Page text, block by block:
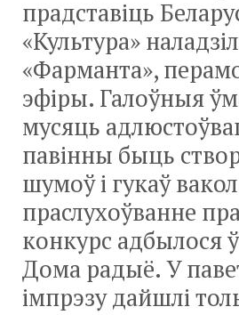
прадставіць
«Культура»
«Фарманта»,
эфіры. Галоўныя
мусяць
павінны быць
шумоў і гукаў
праслухоўванне
конкурс адбылося
Дома радыё. У
імпрэзу дайшлі